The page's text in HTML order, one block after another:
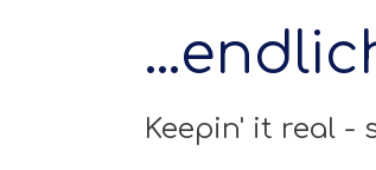
Keepin' it real -